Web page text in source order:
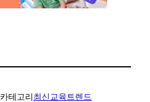
카테고리최신교육트렌드